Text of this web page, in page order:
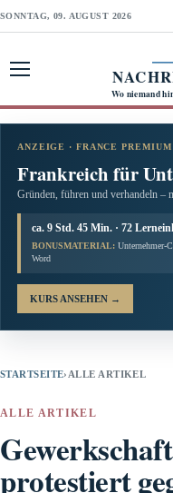
SONNTAG, 09. AUGUST 2026
Wo niemand
ANZEIGE · FRANCE
Frankreich für
Gründen, führen und verhandeln –
ca. 9 Std. 45 Min. · 72
BONUSMATERIAL: Unternehmer-
Word
KURS ANSEHEN →
STARTSEITE› ALLE ARTIKEL
ALLE ARTIKEL
protestiert